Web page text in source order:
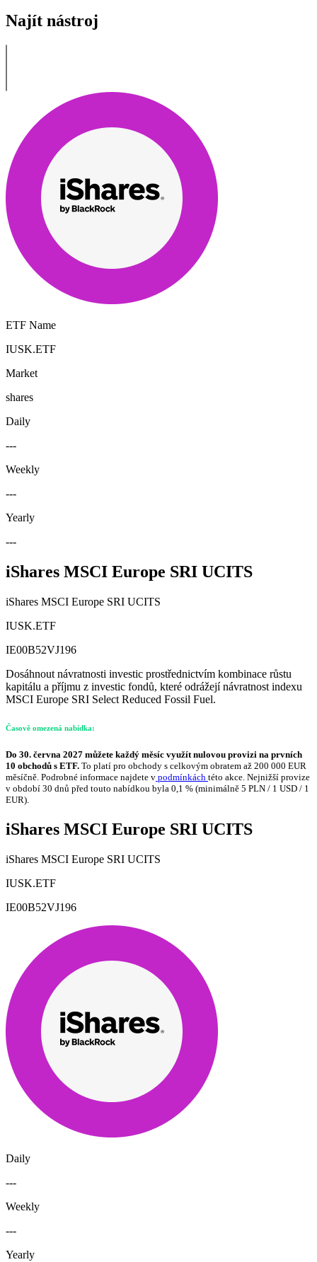
Najít nástroj
ETF Name
IUSK.ETF
Market
shares
Daily
---
Weekly
---
Yearly
---
iShares MSCI Europe SRI UCITS
iShares MSCI Europe SRI UCITS
IUSK.ETF
IE00B52VJ196
Dosáhnout návratnosti investic prostřednictvím kombinace růstu
kapitálu a příjmu z investic fondů, které odrážejí návratnost indexu
MSCI Europe SRI Select Reduced Fossil Fuel.
Časově omezená nabídka:
Do 30. června 2027 můžete každý měsíc využít nulovou provizi na prvních
10 obchodů s ETF. To platí pro obchody s celkovým obratem až 200 000 EUR
měsíčně. Podrobné informace najdete v podmínkách této akce. Nejnižší provize
v období 30 dnů před touto nabídkou byla 0,1 % (minimálně 5 PLN / 1 USD / 1
EUR).
iShares MSCI Europe SRI UCITS
iShares MSCI Europe SRI UCITS
IUSK.ETF
IE00B52VJ196
Daily
---
Weekly
---
Yearly